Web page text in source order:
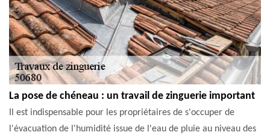
La pose de chéneau : un travail de zinguerie important
Il est indispensable pour les propriétaires de s'occuper de
l'évacuation de l'humidité issue de l'eau de pluie au niveau des